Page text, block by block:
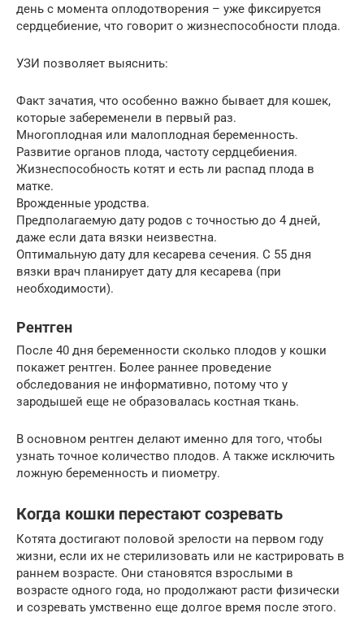
день с момента оплодотворения – уже фиксируется
сердцебиение, что говорит о жизнеспособности плода.
УЗИ позволяет выяснить:
Факт зачатия, что особенно важно бывает для кошек,
которые забеременели в первый раз.
Многоплодная или малоплодная беременность.
Развитие органов плода, частоту сердцебиения.
Жизнеспособность котят и есть ли распад плода в
матке.
Врожденные уродства.
Предполагаемую дату родов с точностью до 4 дней,
даже если дата вязки неизвестна.
Оптимальную дату для кесарева сечения. С 55 дня
вязки врач планирует дату для кесарева (при
необходимости).
Рентген
После 40 дня беременности сколько плодов у кошки
покажет рентген. Более раннее проведение
обследования не информативно, потому что у
зародышей еще не образовалась костная ткань.
В основном рентген делают именно для того, чтобы
узнать точное количество плодов. А также исключить
ложную беременность и пиометру.
Когда кошки перестают созревать
Котята достигают половой зрелости на первом году
жизни, если их не стерилизовать или не кастрировать в
раннем возрасте. Они становятся взрослыми в
возрасте одного года, но продолжают расти физически
и созревать умственно еще долгое время после этого.